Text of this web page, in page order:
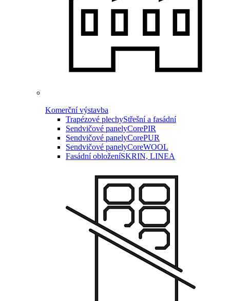
Komerční výstavba
Trapézové plechyStřešní a fasádní
Sendvičové panelyCorePIR
Sendvičové panelyCorePUR
Sendvičové panelyCoreWOOL
Fasádní obloženíSKRIN, LINEA